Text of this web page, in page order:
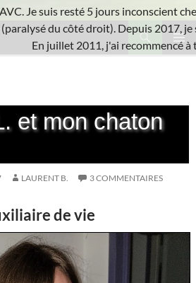
et mon chaton
LAURENT B. 3 COMMENTAIRES
de vie
Je suis resté 5 jours inconscient
du côté droit). Depuis 2017,
En juillet 2011, j'ai recommencé